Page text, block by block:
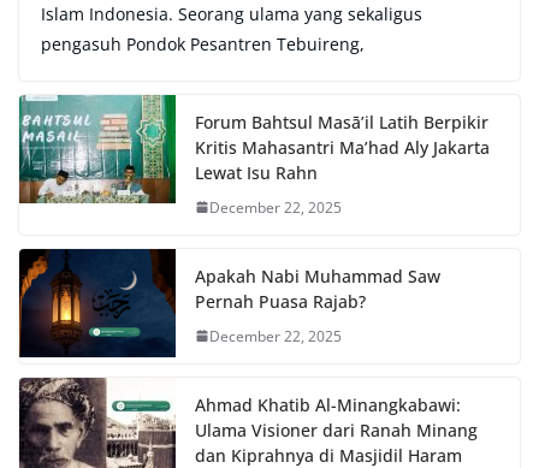
Islam Indonesia. Seorang ulama yang sekaligus
pengasuh Pondok Pesantren Tebuireng,
Forum Bahtsul Masā’il Latih Berpikir
Kritis Mahasantri Ma’had Aly Jakarta
Lewat Isu Rahn
December 22, 2025
Apakah Nabi Muhammad Saw
Pernah Puasa Rajab?
December 22, 2025
Ahmad Khatib Al-Minangkabawi:
Ulama Visioner dari Ranah Minang
dan Kiprahnya di Masjidil Haram